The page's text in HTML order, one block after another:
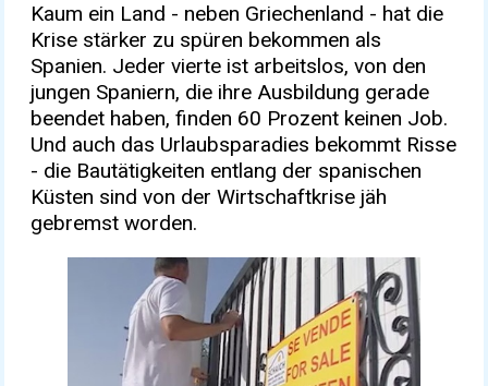
Kaum ein Land - neben Griechenland - hat die
Krise stärker zu spüren bekommen als
Spanien. Jeder vierte ist arbeitslos, von den
jungen Spaniern, die ihre Ausbildung gerade
beendet haben, finden 60 Prozent keinen Job.
Und auch das Urlaubsparadies bekommt Risse
- die Bautätigkeiten entlang der spanischen
Küsten sind von der Wirtschaftkrise jäh
gebremst worden.